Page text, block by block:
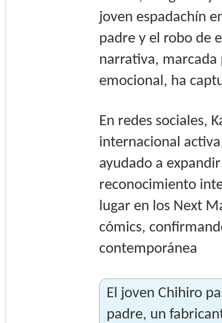
joven espadachín
padre y el robo de
narrativa,
emocional, ha
En redes sociales,
internacional
ayudado a
reconocimiento
lugar en los Next
cómics,
contemporánea
El joven Chihiro
padre, un